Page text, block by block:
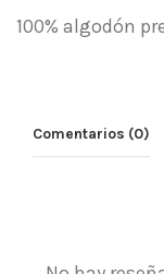
100% algodón
Comentarios (0)